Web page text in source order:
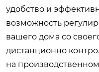
удобство и
возможность
вашего дома со
дистанционно
на